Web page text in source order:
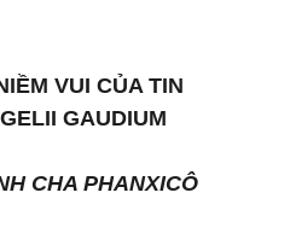
VUI CỦA TIN
GAUDIUM
CHA PHANXICÔ